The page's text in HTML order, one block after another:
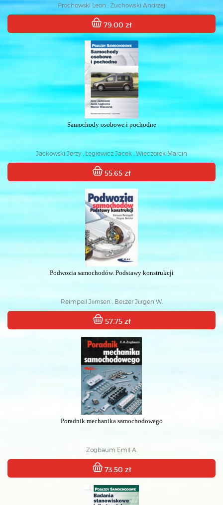
Prochowski Leon , Żuchowski Andrzej
79.00 zł
Samochody osobowe i pochodne
Jackowski Jerzy , Łęgiewicz Jacek , Wieczorek Marcin
55.65 zł
Podwozia samochodów. Podstawy konstrukcji
Reimpell Jörnsen , Betzer Jürgen W.
57.75 zł
Poradnik mechanika samochodowego
Zogbaum Emil A.
73.50 zł